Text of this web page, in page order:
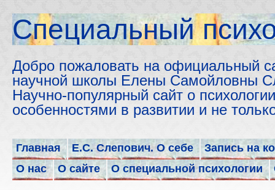
Cпециальный
Добро пожаловать на официальный
научной школы Елены Самойловны
Научно-популярный сайт о
особенностями в развитии и не
Главная Е.С. Слепович. О себе
Запись на
О нас
О сайте О специальной психологии